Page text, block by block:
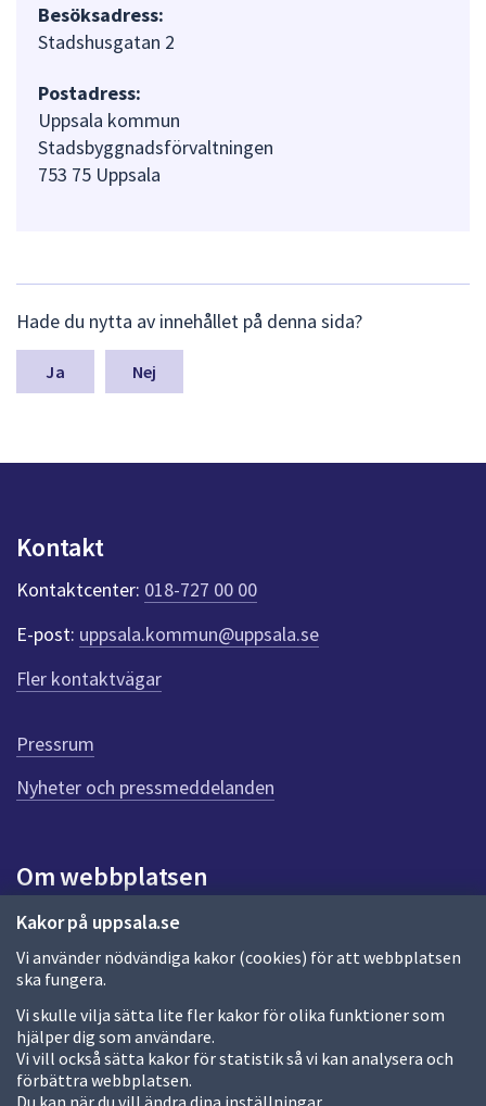
Kakor på uppsala.se
Vi använder nödvändiga kakor (cookies) för att webbplatsen
ska fungera.
Vi skulle vilja sätta lite fler kakor för olika funktioner som
hjälper dig som användare.
Vi vill också sätta kakor för statistik så vi kan analysera och
förbättra webbplatsen.
Du kan när du vill ändra dina inställningar.
Besöksadress:
Stadshusgatan 2
Postadress:
Uppsala kommun
Stadsbyggnadsförvaltningen
753 75 Uppsala
ä
m
a
n
k
e
r
f
ö
r
e
n
n
a
d
a
Hade du nytta av innehållet på denna sida?
Nej
Kontakt
Kontaktcenter: 018-727 00 00
E-post: uppsala.kommun@uppsala.se
Fler kontaktvägar
Pressrum
Nyheter och pressmeddelanden
Om webbplatsen
Om webbplatsen
Allmänna handlingar och diarium
Behandling av personuppgifter
Kakor
Språk (other languages)